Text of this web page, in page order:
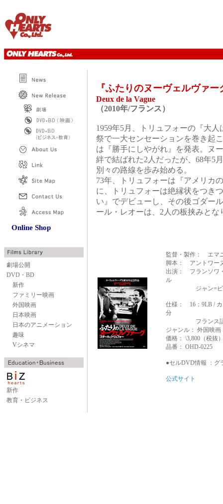
Online Shop
劇場公開
DVD・BD
新作
ファミリー映画
外国映画
日本映画
日本のアニメーション
趣味
Vシネマ
新作
教育・ビジネス
『ふたりのヌーヴェルヴ
Deux de la Vague
（2010年/フランス）
1959年5月、トリュフォーの『大
祭で一大センセーションを巻き起
は『勝手にしやがれ』を発表。ヌ
絆で結ばれた2人だったが、68年5
別々の路線を歩み始める。
73年、トリュフォーは『アメリカ
に、トリュフォーは絶縁状をつき
い』でデビューし、その後ゴダー
ール・レオーは、2人の板挟みと
監督・製作： エマ
脚本： アントワー
出演： フランソワ
ル
ジャン=ピエー
仕様： 16：9LB / カ
分
フランス語 /
ジャンル： 外国映
価格： \3,800（税抜
品番： OHD-0225
●セルDVD情報 ： グ
公式サイト